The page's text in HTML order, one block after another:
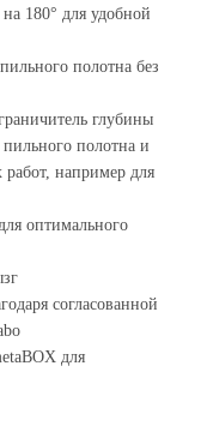
180° для удобной
полотна без
глубины
полотна и
например для
оптимального
согласованной
для